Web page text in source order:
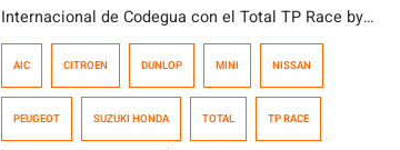
Internacional de Codegua con el Total TP Race by
Dunlop, categoría que vio su fecha inaugural en Temuco
Citroën, Nissan, Suzuki y Honda. El día viernes 13 de […]
AIC CITROEN DUNLOP MINI NISSAN
PEUGEOT SUZUKI HONDA TOTAL TP RACE